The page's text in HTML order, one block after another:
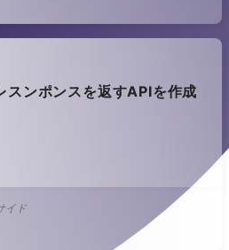
ンポンスを返すAPIを作成
イド